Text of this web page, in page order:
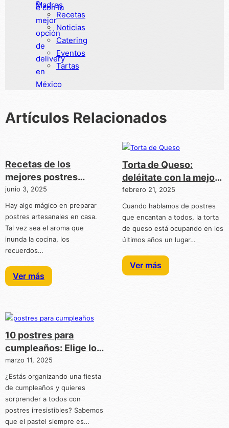
Recetas
Noticias
Catering
Eventos
Tartas
Artículos Relacionados
Recetas de los
mejores postres
artesanales para
preparar en casa
junio 3, 2025
Hay algo mágico en preparar
postres artesanales en casa.
Tal vez sea el aroma que
inunda la cocina, los
recuerdos…
Ver más
Torta de Queso:
deléitate con la mejor
opción de delivery en
México
febrero 21, 2025
Cuando hablamos de postres
que encantan a todos, la torta
de queso está ocupando en los
últimos años un lugar…
Ver más
10 postres para
cumpleaños: Elige los
más deliciosos
marzo 11, 2025
¿Estás organizando una fiesta
de cumpleaños y quieres
sorprender a todos con
postres irresistibles? Sabemos
que el pastel siempre es…